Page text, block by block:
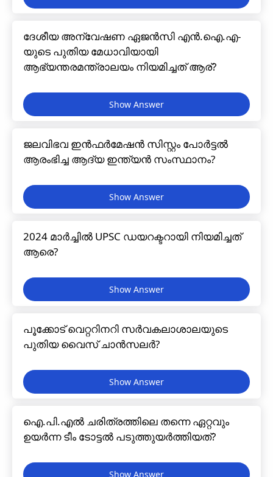
ദേശീയ അന്വേഷണ ഏജൻസി എൻ.ഐ.എ-
യുടെ പുതിയ മേധാവിയായി
ആഭ്യന്തരമന്ത്രാലയം നിയമിച്ചത് ആര്?
ജലവിഭവ ഇൻഫർമേഷൻ സിസ്റ്റം പോർട്ടൽ
ആരംഭിച്ച ആദ്യ ഇന്ത്യൻ സംസ്ഥാനം?
2024 മാർച്ചിൽ UPSC ഡയറക്ടറായി നിയമിച്ചത്
ആരെ?
പൂക്കോട് വെറ്ററിനറി സർവകലാശാലയുടെ
പുതിയ വൈസ് ചാൻസലർ?
ഐ.പി.എൽ ചരിത്രത്തിലെ തന്നെ ഏറ്റവും
ഉയർന്ന ടീം ടോട്ടൽ പടുത്തുയർത്തിയത്?